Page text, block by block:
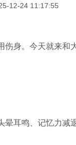
12-24 11:17:55
身。今天就来和
耳鸣、记忆力